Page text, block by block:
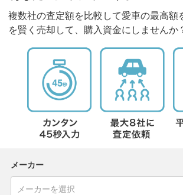
複数社の査定額を比較して愛車の最高額
を賢く売却して、購入資金にしませんか
メーカー